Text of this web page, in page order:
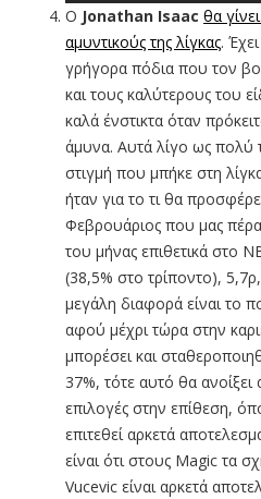
O Jonathan Isaac θα
αμυντικούς της λίγκας.
γρήγορα πόδια που τον
και τους καλύτερους του
καλά ένστικτα όταν
άμυνα. Αυτά λίγο ως πολύ
στιγμή που μπήκε στη
ήταν για το τι θα
Φεβρουάριος που μας
του μήνας επιθετικά στο
(38,5% στο τρίποντο),
μεγάλη διαφορά είναι το
αφού μέχρι τώρα στην
μπορέσει και
37%, τότε αυτό θα
επιλογές στην επίθεση,
επιτεθεί αρκετά
είναι ότι στους Magic τα
Vucevic είναι αρκετά